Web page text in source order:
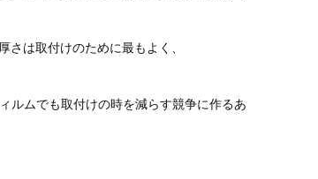
は取付けのために最もよく、
ルムでも取付けの時を減らす競争に作るあ